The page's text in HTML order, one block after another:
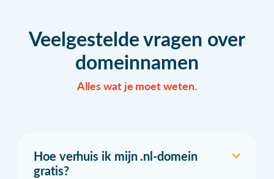
Veelgestelde vragen over
domeinnamen
Alles wat je moet weten.
Hoe verhuis ik mijn .nl-domein
gratis?